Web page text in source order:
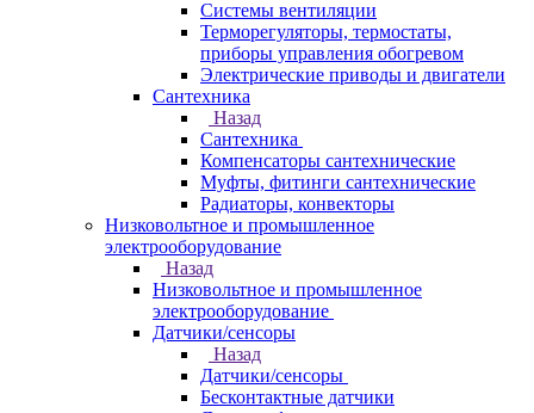
Системы вентиляции
Терморегуляторы, термостаты,
приборы управления обогревом
Электрические приводы и двигатели
Сантехника
Назад
Сантехника
Компенсаторы сантехнические
Муфты, фитинги сантехнические
Радиаторы, конвекторы
Низковольтное и промышленное
электрооборудование
Назад
Низковольтное и промышленное
электрооборудование
Датчики/сенсоры
Назад
Датчики/сенсоры
Бесконтактные датчики